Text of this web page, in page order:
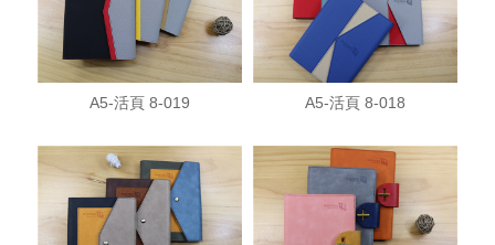
A5-活頁 8-019 A5-活頁 8-018